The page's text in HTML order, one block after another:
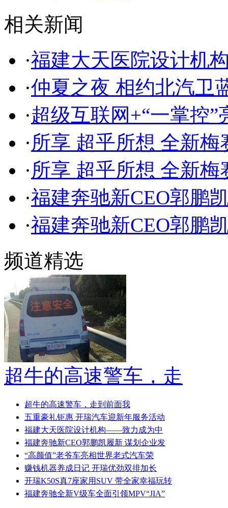
相关新闻
·福建大天医院设计机
·仲夏之夜 相约北汽卫
·超级互联网+“一掌控”
·所享 超乎所想 全新梅
·所享 超乎所想 全新梅
·福建奔驰新CEO郭鹏
·福建奔驰新CEO郭鹏
频道精选
超牛的高速警车，走
超牛的高速警车，走到前面我
五重豪礼钜惠 开瑞汽车迎新年服务活动
福建大天医院设计机构——致力成为中
福建奔驰新CEO郭鹏凯履新 谋划企业发
“高颜值”老爷车亮相世界老式汽车荣
赚钱机器养成日记 开瑞优劲双排加长
开瑞K50S真7座家用SUV 带全家幸福玩转
福建奔驰全新V级车全面引领MPV“JIA”